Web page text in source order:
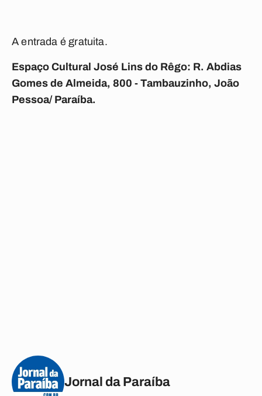
A entrada é gratuita.
Espaço Cultural José Lins do Rêgo: R. Abdias
Gomes de Almeida, 800 - Tambauzinho, João
Pessoa/ Paraíba.
Jornal da Paraíba